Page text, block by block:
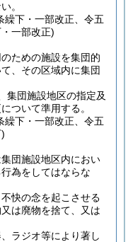
。
繰下・一部改正、令五
一部改正)
ための施設を集団的
、その区域内に集団
集団施設地区の指定及
ついて準用する。
繰下・一部改正、令五
団施設地区内におい
為をしてはならな
快の念を起こさせる
は廃物を捨て、又は
ラジオ等により著し